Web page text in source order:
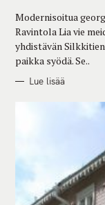
I
E
S
Modernisoitua
Ravintola Lia vie
yhdistävän
paikka syödä. Se..
Lue lisää